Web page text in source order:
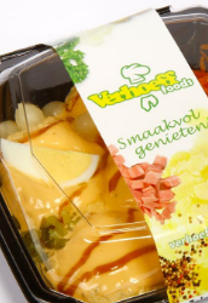
Zalmsalade 6